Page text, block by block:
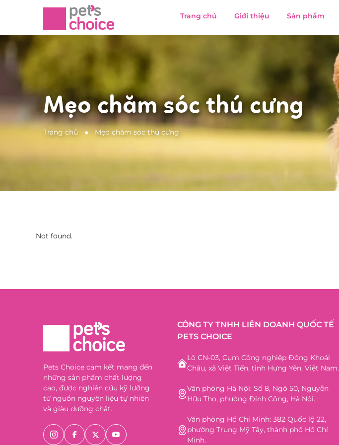
Trang chủ Giới thiệu Sản phẩm
Mẹo chăm sóc thú cưng
Trang chủ Mẹo chăm sóc thú cưng
Not found.
Pets Choice cam kết mang đến
những sản phẩm chất lượng
cao, được nghiên cứu kỹ lưỡng
từ nguồn nguyên liệu tự nhiên
và giàu dưỡng chất.
CÔNG TY TNHH LIÊN DOANH QUỐC TẾ
PETS CHOICE
Lô CN-03, Cụm Công nghiệp Đông Khoái
Châu, xã Việt Tiến, tỉnh Hưng Yên, Việt Nam.
Văn phòng Hà Nội: Số 8, Ngõ 50, Nguyễn
Hữu Thọ, phường Định Công, Hà Nội.
Văn phòng Hồ Chí Minh: 382 Quốc lộ 22,
phường Trung Mỹ Tây, thành phố Hồ Chí
Minh.